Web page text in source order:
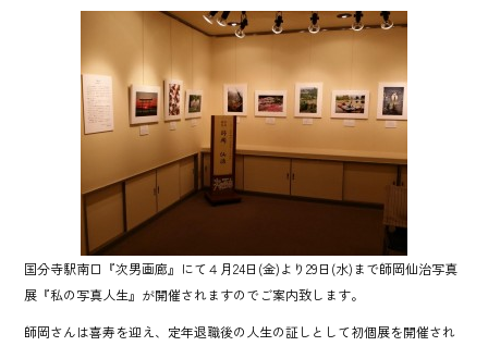
e
b
o
ok
国分寺駅南口『次男画廊』にて４月24日(金)より29日(水)まで師岡仙治写真
展『私の写真人生』が開催されますのでご案内致します。
師岡さんは喜寿を迎え、定年退職後の人生の証しとして初個展を開催され